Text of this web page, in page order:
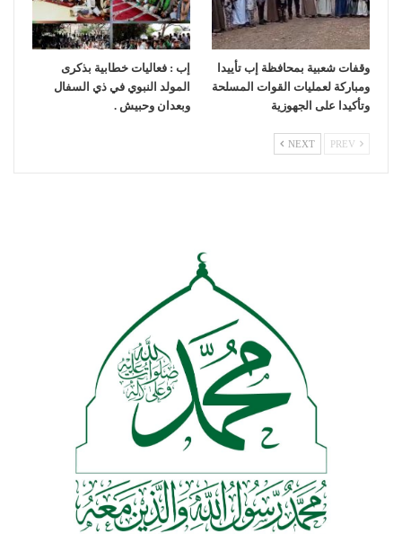
وقفات شعبية بمحافظة إب تأييدا
ومباركة لعمليات القوات المسلحة
وتأكيدا على الجهوزية
إب : فعاليات خطابية بذكرى
المولد النبوي في ذي السفال
وبعدان وحبيش .
NEXT